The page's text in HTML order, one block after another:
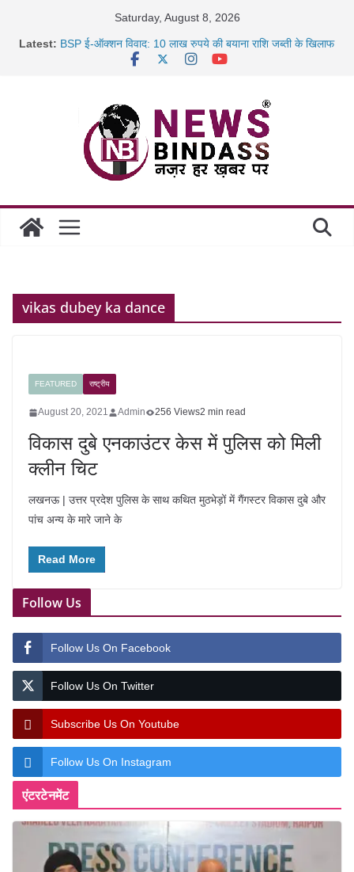
Saturday, August 8, 2026
Latest: BSP ई-ऑक्शन विवाद: 10 लाख रुपये की बयाना राशि जब्ती के खिलाफ
साइबर ठगी पर दुर्ग पुलिस का बड़ा एक्शन: 13 म्यूल बैंक खाताधारक
गिरफ्तार
vikas dubey ka dance
FEATURED राष्ट्रीय
August 20, 2021 Admin 256 Views2 min read
विकास दुबे एनकाउंटर केस में पुलिस को मिली
क्लीन चिट
लखनऊ | उत्तर प्रदेश पुलिस के साथ कथित मुठभेड़ों में गैंगस्टर विकास दुबे और
पांच अन्य के मारे जाने के
Read More
Follow Us
Follow Us On Facebook
Follow Us On Twitter
Subscribe Us On Youtube
Follow Us On Instagram
एंटरटेनमेंट